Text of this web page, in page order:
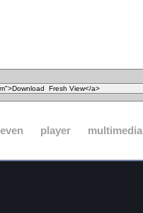
player multimedia